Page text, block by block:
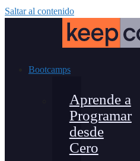
Saltar al contenido
Bootcamps
Aprende a
Programar
desde
Cero